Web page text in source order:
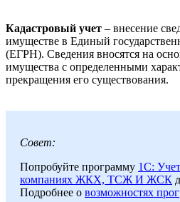
Кадастровый учет – внесение
имуществе в Единый
(ЕГРН). Сведения вносятся на
имущества с определенными
прекращения его существования.
Совет:
Попробуйте программу 1C:
компаниях ЖКХ, ТСЖ И ЖСК
Подробнее о возможностях